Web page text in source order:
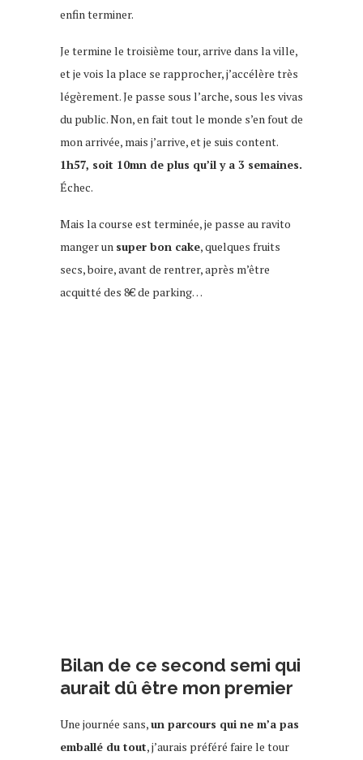
enfin terminer.
Je termine le troisième tour, arrive dans la ville,
et je vois la place se rapprocher, j’accélère très
légèrement. Je passe sous l’arche, sous les vivas
du public. Non, en fait tout le monde s’en fout de
mon arrivée, mais j’arrive, et je suis content.
1h57, soit 10mn de plus qu’il y a 3 semaines.
Échec.
Mais la course est terminée, je passe au ravito
manger un super bon cake, quelques fruits
secs, boire, avant de rentrer, après m’être
acquitté des 8€ de parking…
Bilan de ce second semi qui
aurait dû être mon premier
Une journée sans,un parcours qui ne m’a pas
emballé du tout, j’aurais préféré faire le tour